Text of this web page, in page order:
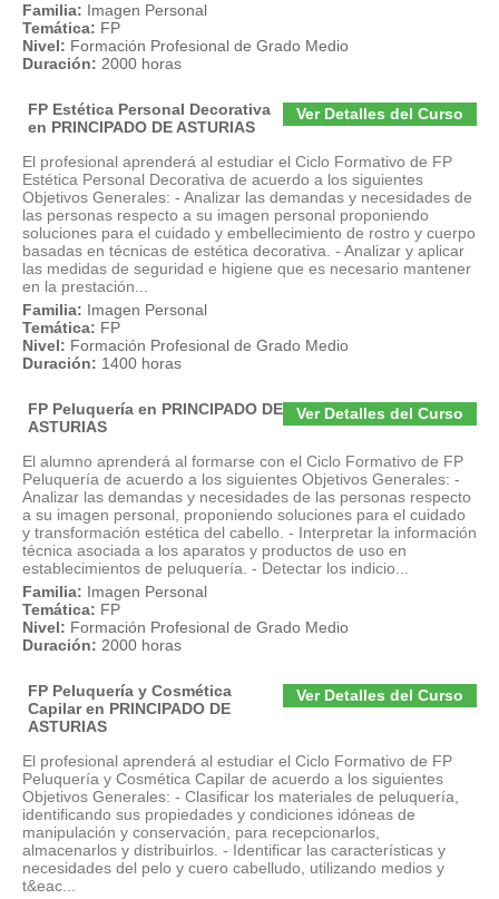
Familia: Imagen Personal
Temática: FP
Nivel: Formación Profesional de Grado Medio
Duración: 2000 horas
Ver Detalles del Curso
FP Estética Personal Decorativa
en PRINCIPADO DE ASTURIAS
El profesional aprenderá al estudiar el Ciclo Formativo de FP
Estética Personal Decorativa de acuerdo a los siguientes
Objetivos Generales: - Analizar las demandas y necesidades de
las personas respecto a su imagen personal proponiendo
soluciones para el cuidado y embellecimiento de rostro y cuerpo
basadas en técnicas de estética decorativa. - Analizar y aplicar
las medidas de seguridad e higiene que es necesario mantener
en la prestación...
Familia: Imagen Personal
Temática: FP
Nivel: Formación Profesional de Grado Medio
Duración: 1400 horas
Ver Detalles del Curso
FP Peluquería en PRINCIPADO DE
ASTURIAS
El alumno aprenderá al formarse con el Ciclo Formativo de FP
Peluquería de acuerdo a los siguientes Objetivos Generales: -
Analizar las demandas y necesidades de las personas respecto
a su imagen personal, proponiendo soluciones para el cuidado
y transformación estética del cabello. - Interpretar la información
técnica asociada a los aparatos y productos de uso en
establecimientos de peluquería. - Detectar los indicio...
Familia: Imagen Personal
Temática: FP
Nivel: Formación Profesional de Grado Medio
Duración: 2000 horas
Ver Detalles del Curso
FP Peluquería y Cosmética
Capilar en PRINCIPADO DE
ASTURIAS
El profesional aprenderá al estudiar el Ciclo Formativo de FP
Peluquería y Cosmética Capilar de acuerdo a los siguientes
Objetivos Generales: - Clasificar los materiales de peluquería,
identificando sus propiedades y condiciones idóneas de
manipulación y conservación, para recepcionarlos,
almacenarlos y distribuirlos. - Identificar las características y
necesidades del pelo y cuero cabelludo, utilizando medios y
t&eac...